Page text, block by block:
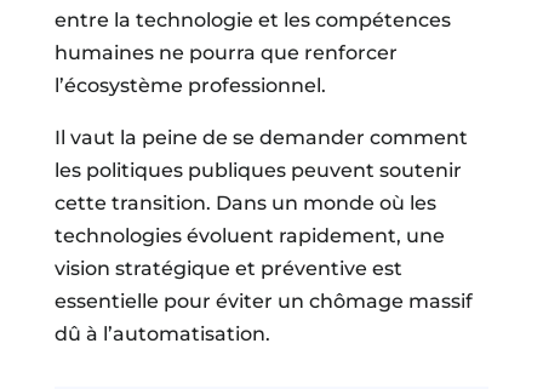
entre la technologie et les compétences
humaines ne pourra que renforcer
l’écosystème professionnel.
Il vaut la peine de se demander comment
les politiques publiques peuvent soutenir
cette transition. Dans un monde où les
technologies évoluent rapidement, une
vision stratégique et préventive est
essentielle pour éviter un chômage massif
dû à l’automatisation.